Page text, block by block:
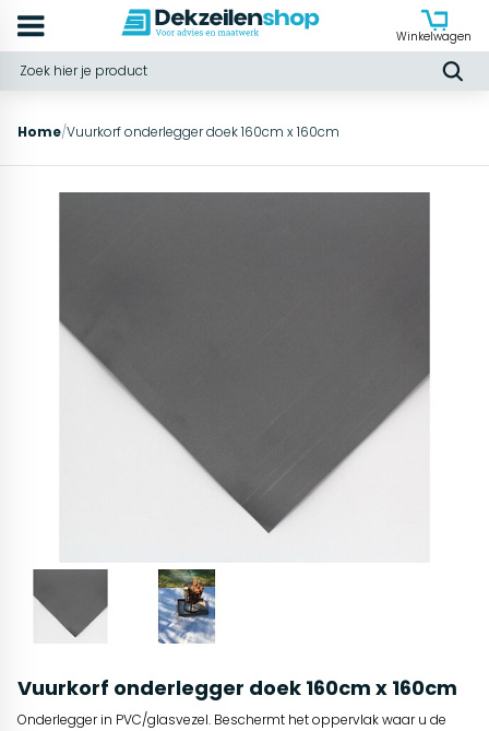
Winkelwagen
Home/Vuurkorf onderlegger doek 160cm x 160cm
Vuurkorf onderlegger doek 160cm x 160cm
Onderlegger in PVC/glasvezel. Beschermt het oppervlak waar u de